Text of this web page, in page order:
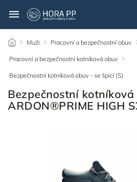
/ Muži / Pracovní a bezpečnostní obuv /
Pracovní a bezpečnostní kotníková obuv /
Bezpečnostní kotníková obuv - se špicí (S)
Bezpečnostní
ARDON®PRIME HIGH